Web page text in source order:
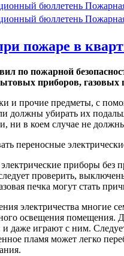
бюллетень
бюллетень
пожаре в
по пожарной
приборов,
и прочие предметы, с
должны убирать их
ни в коем случае не
переносные
электрические приборы
проверить,
печка могут стать
электричества многие
освещения
даже играют с ним.
пламя может легко